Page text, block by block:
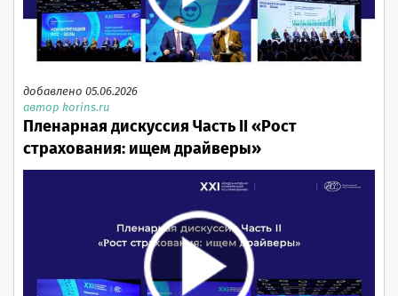
добавлено 05.06.2026
автор korins.ru
Пленарная дискуссия Часть II «Рост
страхования: ищем драйверы»